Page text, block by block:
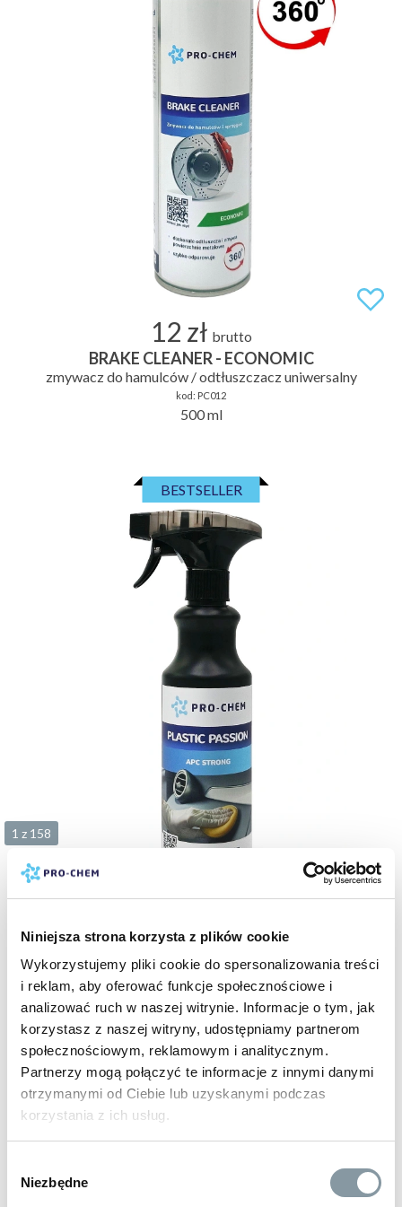
Niniejsza strona korzysta z plików cookie
Wykorzystujemy pliki cookie do spersonalizowania treści
i reklam, aby oferować funkcje społecznościowe i
analizować ruch w naszej witrynie. Informacje o tym, jak
korzystasz z naszej witryny, udostępniamy partnerom
społecznościowym, reklamowym i analitycznym.
Partnerzy mogą połączyć te informacje z innymi danymi
otrzymanymi od Ciebie lub uzyskanymi podczas
korzystania z ich usług.
zgody
Niezbędne
12 zł brutto
BRAKE CLEANER - ECONOMIC
zmywacz do hamulców / odtłuszczacz uniwersalny
kod: PC012
500 ml
BESTSELLER
21 zł brutto
PLASTIC PASSION
APC strong
500 ml 5 L 10 L
BESTSELLER
1 z 158